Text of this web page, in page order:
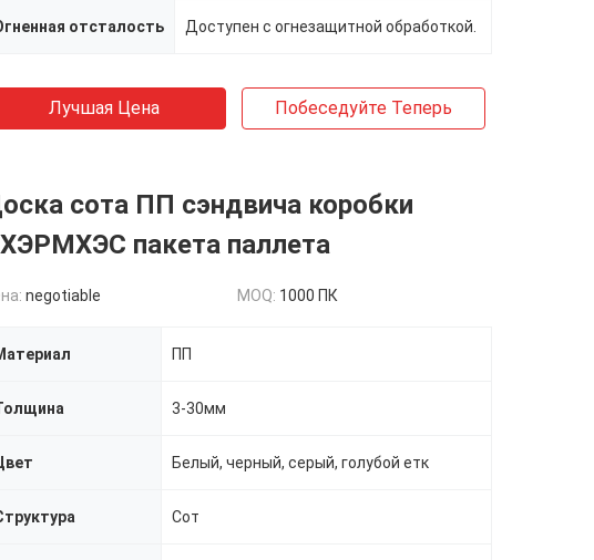
отсталость Доступен с огнезащитной обработкой.
Лучшая Цена Побеседуйте Теперь
сота ПП сэндвича коробки
пакета паллета
negotiable MOQ: 1000 ПК
ПП
3-30мм
Белый, черный, серый, голубой етк
Сот